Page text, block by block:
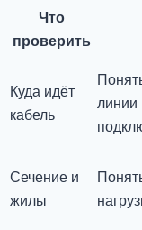
Что
проверить
Куда идёт
кабель
линии
Сечение и
жилы